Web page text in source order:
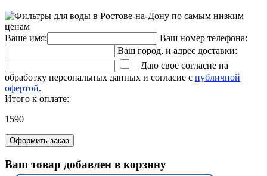
Ваше имя:
Ваш номер телефона:
Ваш город, и адрес доставки:
Даю свое согласие на
обработку персональных данных и согласие с публичной
офертой.
Итого к оплате:
1590
Оформить заказ
Ваш товар добавлен в корзину